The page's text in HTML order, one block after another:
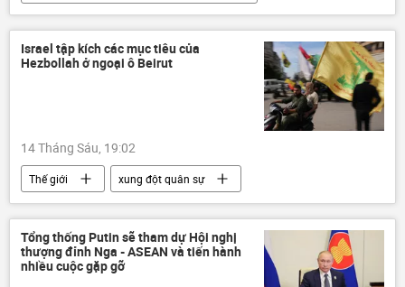
Nga
Thế giới
Cuộc khủng hoảng ở Ukraina
xung đột quân sự
Israel tập kích các mục tiêu của
Hezbollah ở ngoại ô Beirut
14 Tháng Sáu, 19:02
Thế giới
xung đột quân sự
Lebanon
Israel
Leo thang căng thẳng giữa Israel và Iran
Tổng thống Putin sẽ tham dự Hội nghị
thượng đỉnh Nga - ASEAN và tiến hành
nhiều cuộc gặp gỡ